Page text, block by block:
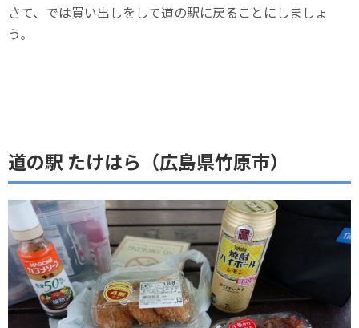
さて、では買い出しをして道の駅に戻ることにしましょ
う。
道の駅 ‎たけはら（広島県竹原市）